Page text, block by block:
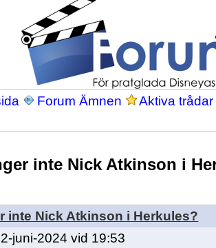
Forum Ämnen
Aktiva trådar
inte Nick Atkinson i
inte Nick Atkinson i Herkules?
juni-2024 vid 19:53